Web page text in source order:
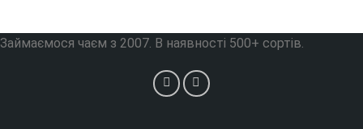
Займаємося чаєм з 2007. В наявності 500+ сортів.